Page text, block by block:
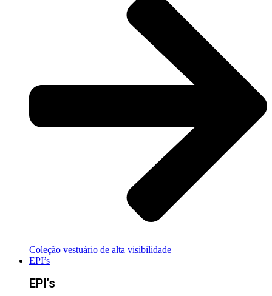
Coleção vestuário de alta visibilidade
EPI’s
EPI's